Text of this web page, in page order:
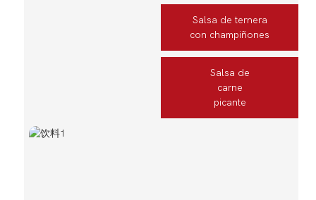
Salsa de ternera
con champiñones
Salsa de
carne
picante